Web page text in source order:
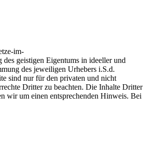
im-
geistigen Eigentums in ideeller und
des jeweiligen Urhebers i.S.d.
sind nur für den privaten und nicht
Dritter zu beachten. Die Inhalte Dritter
wir um einen entsprechenden Hinweis. Bei